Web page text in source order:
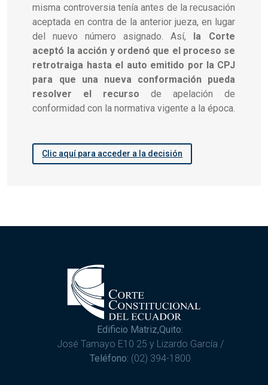
misma controversia tenía antes de la recusación
aceptada en contra de la anterior jueza, en lugar
del nuevo número asignado. Así, la Corte
aceptó la acción y ordenó que el proceso se
retrotraiga hasta el auto emitido por la CPJ
para que una nueva conformación pueda
resolver el recurso de apelación de
conformidad con la normativa vigente a la época.
Clic aquí para acceder a la decisión
Edificio Matriz,Quito:
José Tamayo E10 25 y Lizardo García /
Teléfono: (02) 394-1800